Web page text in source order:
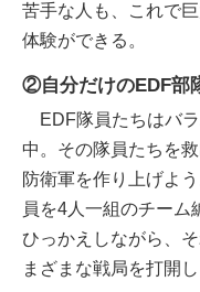
苦手な人も、これで
体験ができる。
②自分だけのEDF部
EDF隊員たちはバラ
中。その隊員たちを
防衛軍を作り上げよ
員を4人一組のチーム
ひっかえしながら、
まざまな戦局を打開し